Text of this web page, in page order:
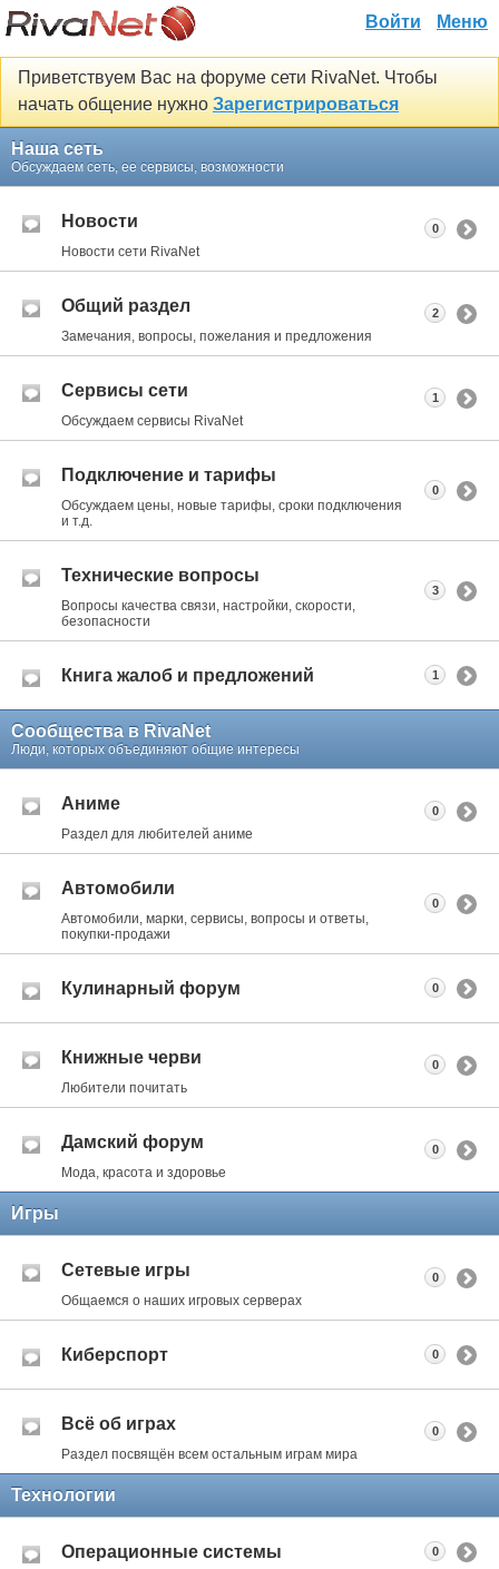
Войти Меню
Приветствуем Вас на форуме сети RivaNet. Чтобы
начать общение нужно Зарегистрироваться
Наша сеть
Обсуждаем сеть, ее сервисы, возможности
Новости
Новости сети RivaNet
0
Общий раздел
Замечания, вопросы, пожелания и предложения
2
Сервисы сети
Обсуждаем сервисы RivaNet
1
Подключение и тарифы
Обсуждаем цены, новые тарифы, сроки подключения
и т.д.
0
Технические вопросы
Вопросы качества связи, настройки, скорости,
безопасности
3
Книга жалоб и предложений 1
Сообщества в RivaNet
Люди, которых объединяют общие интересы
Аниме
Раздел для любителей аниме
0
Автомобили
Автомобили, марки, сервисы, вопросы и ответы,
покупки-продажи
0
Кулинарный форум 0
Книжные черви
Любители почитать
0
Дамский форум
Мода, красота и здоровье
0
Игры
Сетевые игры
Общаемся о наших игровых серверах
0
Киберспорт 0
Всё об играх
Раздел посвящён всем остальным играм мира
0
Технологии
Операционные системы 0